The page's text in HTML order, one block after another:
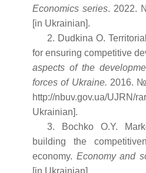
Economics series. 2022.
[in Ukrainian].
2. Dudkina O.
for ensuring competitive
aspects of the
forces of Ukraine. 2016.
http://nbuv.gov.ua/UJRN/
Ukrainian].
3. Bochko O.Y.
building the
economy. Economy and